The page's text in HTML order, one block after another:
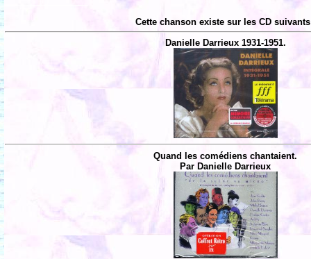
Cette chanson existe sur les CD
Danielle Darrieux 1931-1951.
Quand les comédiens chantaient.
Par Danielle Darrieux